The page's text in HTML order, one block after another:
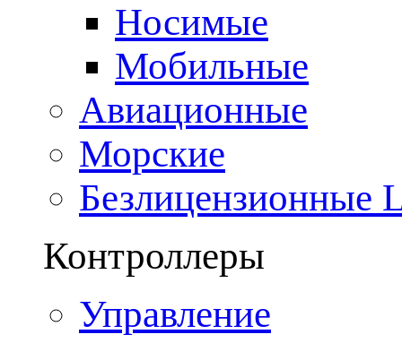
Носимые
Мобильные
Авиационные
Морские
Безлицензионные
Контроллеры
Управление